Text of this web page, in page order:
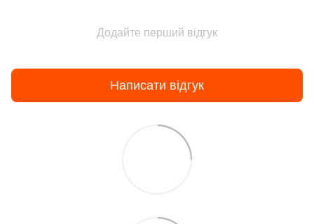
Додайте перший відгук
Написати відгук